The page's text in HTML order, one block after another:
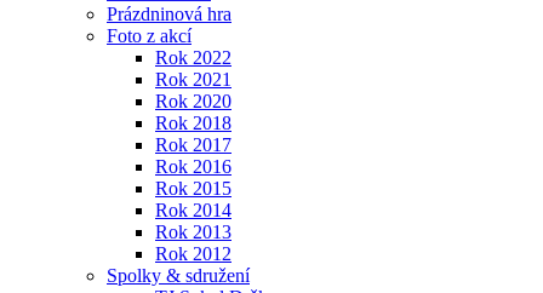
Prázdninová hra
Foto z akcí
Rok 2022
Rok 2021
Rok 2020
Rok 2018
Rok 2017
Rok 2016
Rok 2015
Rok 2014
Rok 2013
Rok 2012
Spolky & sdružení